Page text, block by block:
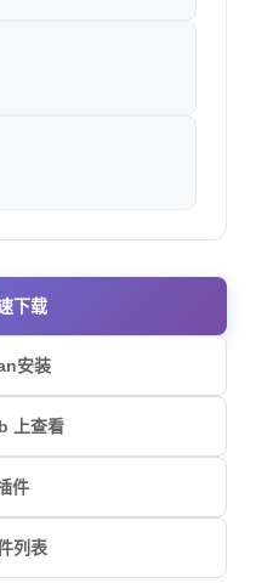
下载
安装
上查看
件
列表